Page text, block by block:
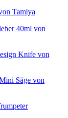
Tamiya
40ml von
Knife von
Säge von